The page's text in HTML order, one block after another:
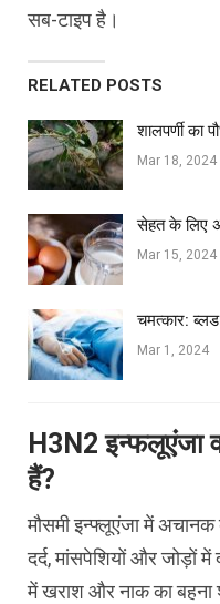
सब-टाइप है।
RELATED POSTS
शालपर्णी का
Mar 18, 2024
सेहत के लिए
Mar 15, 2024
चमत्कार:
Mar 1, 2024
H3N2 इन्फलूएंजा
हैं?
मौसमी इन्फ्लूएंजा में
दर्द, मांसपेशियों और जोड़ों में
में खराश और नाक का बहना